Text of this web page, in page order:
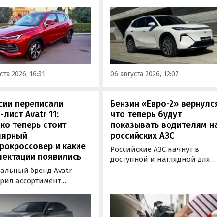
выгодой в размере 360
Получить такую
можно при покупке
автомобиля 2025 или
выпуска в период с 4
сообщили в
компании.
2026, 16:31
новой версии EM-R с
установкой
типа. Автомобиль оснащен
инновационной системой
названием Electric Motor
Extended Range (EM-R) и
заряжаться от 30 до 80%
06 августа 2026, 12:07
переписали
лист Avatr 11:
теперь стоит
и какие
появились
бренд Avatr
ассортимент
Avatr 11 в России
2026 года. Вместе с
Бензин «Евро-2»
что теперь будут
показывать водителям
российских АЗС
Российские АЗС начнут в
доступной и наглядной для
отпускаемого топлива. Это
позволит автовладельцам